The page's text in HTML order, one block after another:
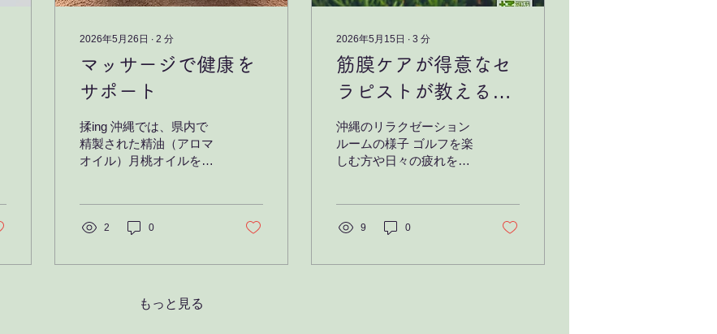
2026年5月26日 ∙ 2 分
マッサージで健康を
サポート
揉ing 沖縄では、県内で
精製された精油（アロマ
オイル）月桃オイルを使
イルで、多くの健康や美
されています。
2 0
2026年5月15日 ∙ 3 分
筋膜ケアが得意なセ
ラピストが教えるゴ
ルフ前後の筋肉ケア
と疲れ対策
沖縄のリラクゼーション
ルームの様子 ゴルフを楽
しむ方や日々の疲れを感
す機会が多い方には、筋
重要です。今回は、筋膜
9 0
もっと見る